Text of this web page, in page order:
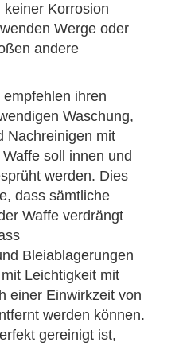
Korrosion
Werge oder
andere
ihren
Waschung,
Nachreinigen mit
soll innen und
werden. Dies
dass sämtliche
Waffe verdrängt
Bleiablagerungen
Leichtigkeit mit
einer Einwirkzeit von
werden können.
gereinigt ist,